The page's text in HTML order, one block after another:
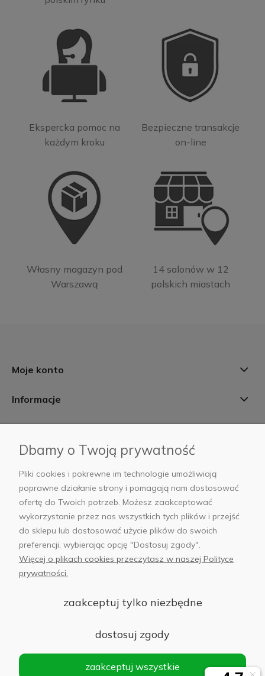
Ekspercka pomoc na
każdym kroku
Bezpieczne transakcje
on-line
Własny magazyn pod
Warszawą
14 salonów w 12
polskich miastach
Moje konto
Informacje
AB Foto
sklep@abfoto.pl
+48 797 971 275
© 2025 Wszelkie prawa zastrzeżone. Serwis własnością:
Sp. z o.o.
Siedziba: 02-486 WARSZAWA, Al. Jerozolimskie 176, NIP
1132646403 KRS nr 0000271999
Dbamy o Twoją prywatność
Pliki cookies i pokrewne im technologie umożliwiają
poprawne działanie strony i pomagają nam dostosować
ofertę do Twoich potrzeb. Możesz zaakceptować
wykorzystanie przez nas wszystkich tych plików i przejść
do sklepu lub dostosować użycie plików do swoich
preferencji, wybierając opcję "Dostosuj zgody".
Więcej o plikach cookies przeczytasz w naszej Polityce
prywatności.
zaakceptuj tylko niezbędne
dostosuj zgody
zaakceptuj wszystkie